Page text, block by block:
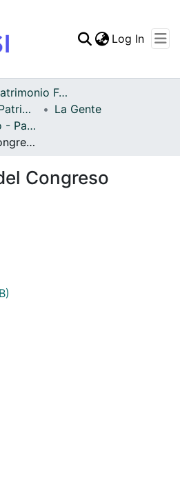
Statistics
Log In
Archivo del Patrimonio Fotográfico y Fílmico del Valle del Cauca
Fondo Archivo del Patrimonio Fotográfico y Fílmico del Valle del Cauca
La Gente
APFFVC - El Pueblo - Patrimonial
Misa campal del Congreso mMariano
Congreso